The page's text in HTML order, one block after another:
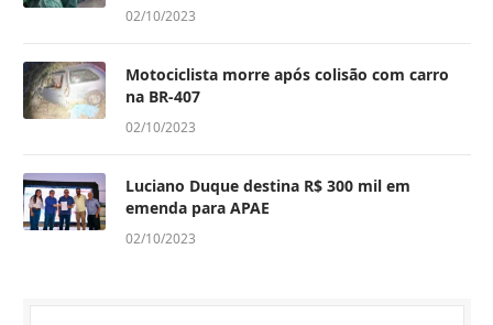
02/10/2023
Motociclista morre após colisão com carro
na BR-407
02/10/2023
Luciano Duque destina R$ 300 mil em
emenda para APAE
02/10/2023